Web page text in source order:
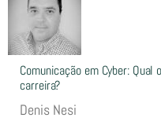
Comunicação em Cyber:
carreira?
Denis Nesi